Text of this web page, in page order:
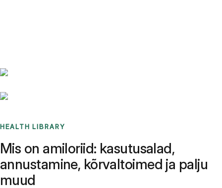
HEALTH LIBRARY
Mis on amiloriid: kasutusalad,
annustamine, kõrvaltoimed ja palju
muud